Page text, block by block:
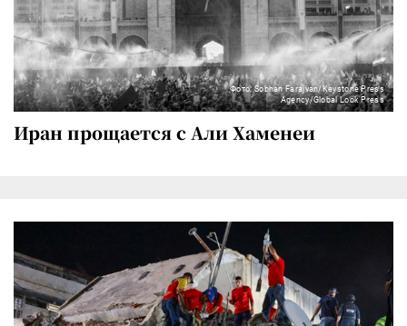
Фото: Sobhan Farajvan/Keystone Press
Agency/Global Look Press
Иран прощается с Али Хаменеи